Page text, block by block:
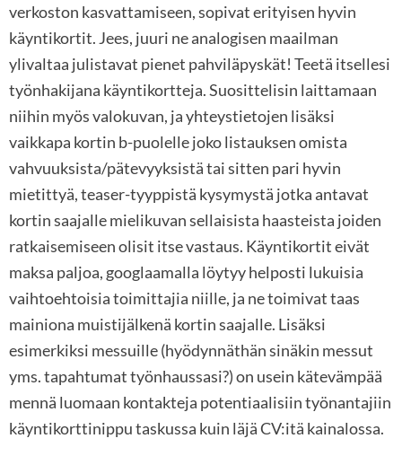
verkoston kasvattamiseen, sopivat erityisen hyvin
käyntikortit. Jees, juuri ne analogisen maailman
ylivaltaa julistavat pienet pahviläpyskät! Teetä itsellesi
työnhakijana käyntikortteja. Suosittelisin laittamaan
niihin myös valokuvan, ja yhteystietojen lisäksi
vaikkapa kortin b-puolelle joko listauksen omista
vahvuuksista/pätevyyksistä tai sitten pari hyvin
mietittyä, teaser-tyyppistä kysymystä jotka antavat
kortin saajalle mielikuvan sellaisista haasteista joiden
ratkaisemiseen olisit itse vastaus. Käyntikortit eivät
maksa paljoa, googlaamalla löytyy helposti lukuisia
vaihtoehtoisia toimittajia niille, ja ne toimivat taas
mainiona muistijälkenä kortin saajalle. Lisäksi
esimerkiksi messuille (hyödynnäthän sinäkin messut
yms. tapahtumat työnhaussasi?) on usein kätevämpää
mennä luomaan kontakteja potentiaalisiin työnantajiin
käyntikorttinippu taskussa kuin läjä CV:itä kainalossa.